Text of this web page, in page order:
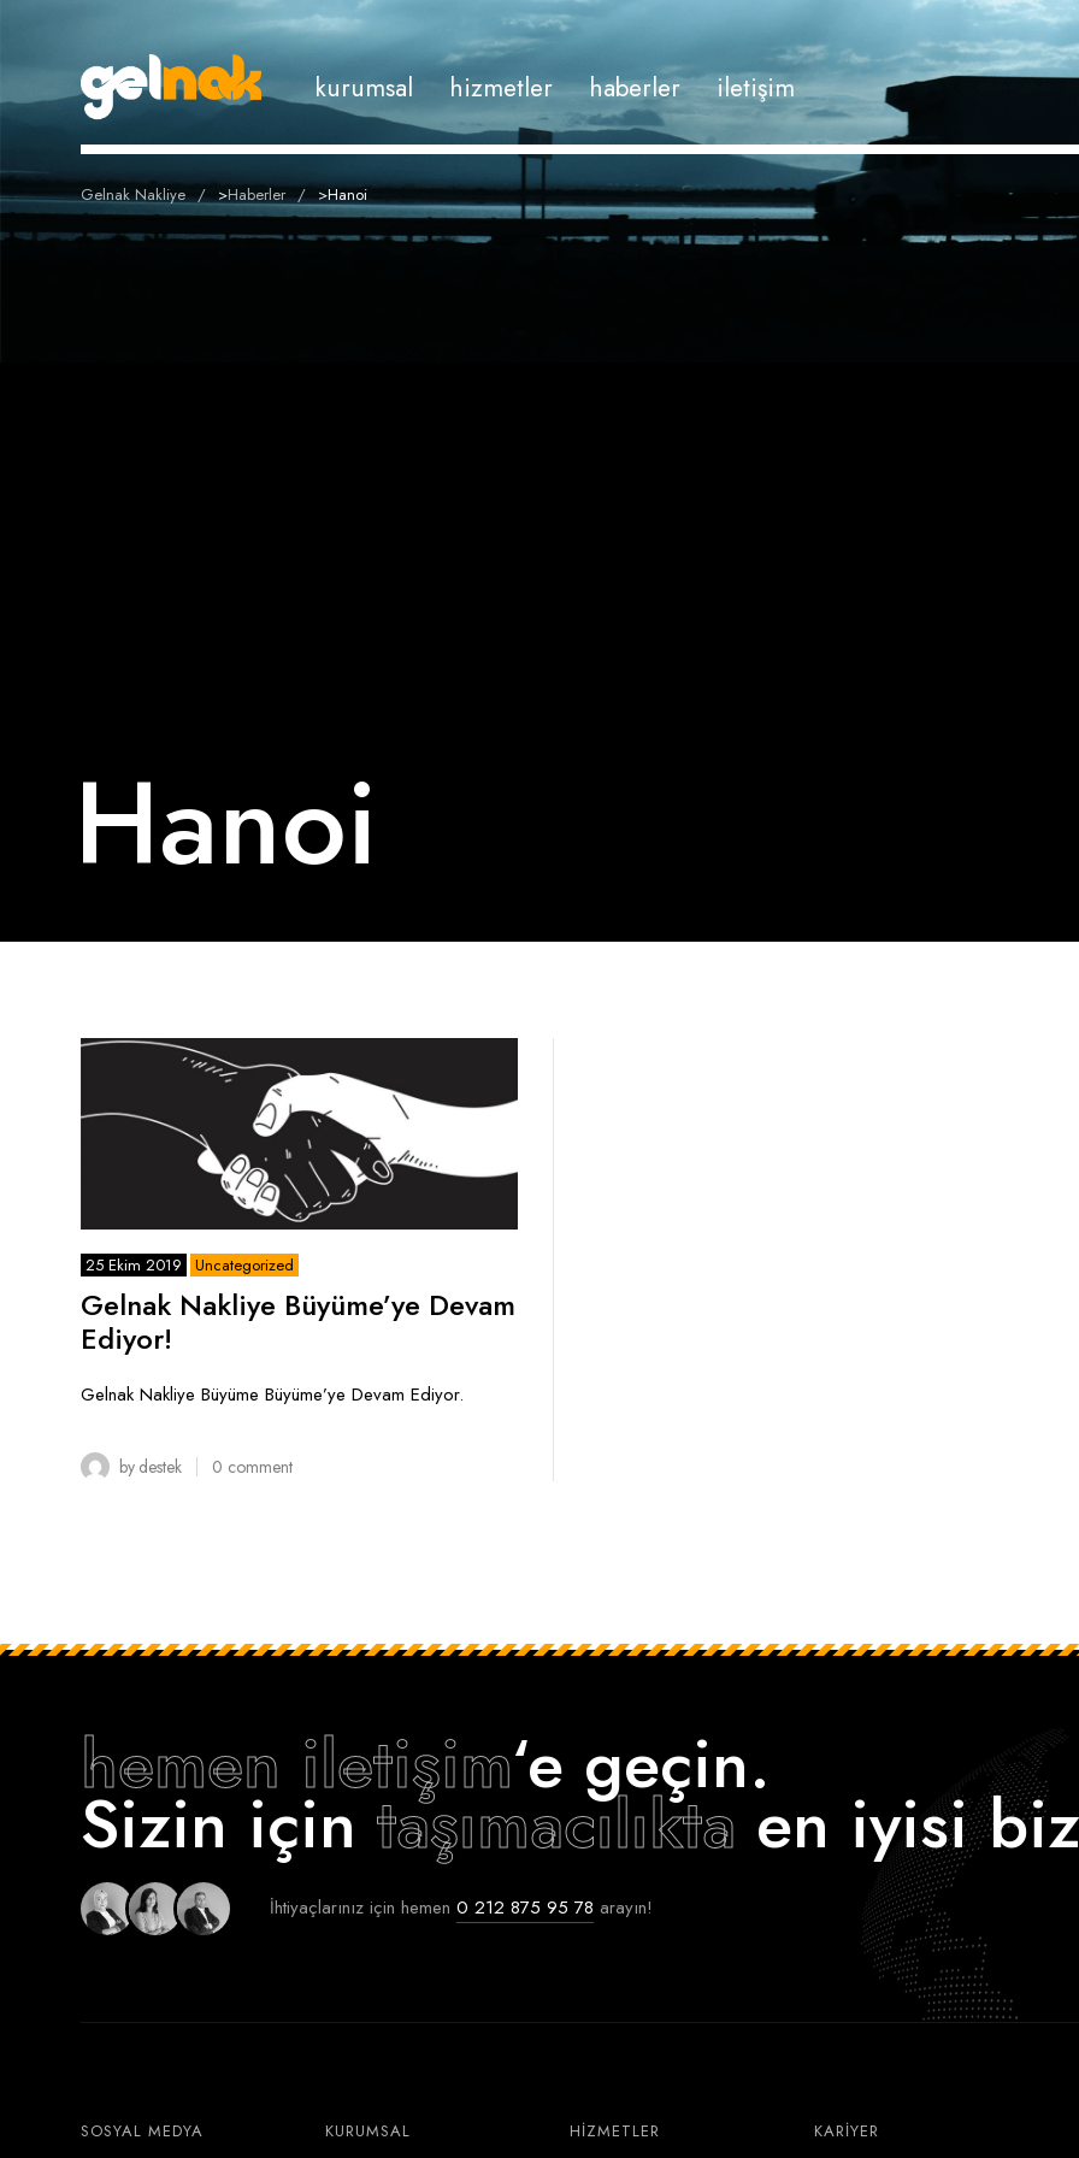
kurumsal hizmetler haberler i̇letişim
Gelnak Nakliye >Haberler >Hanoi
Hanoi
25 Ekim 2019 Uncategorized
Gelnak Nakliye Büyüme’ye Devam
Ediyor!
Gelnak Nakliye Büyüme Büyüme’ye Devam Ediyor.
by destek 0 comment
hemen iletişim‘e geçin.
Sizin içintaşımacılıkta en iyisi
İhtiyaçlarınız için hemen0 212 875 95 78 arayın!
SOSYAL MEDYA KURUMSAL HIZMETLER KARIYER